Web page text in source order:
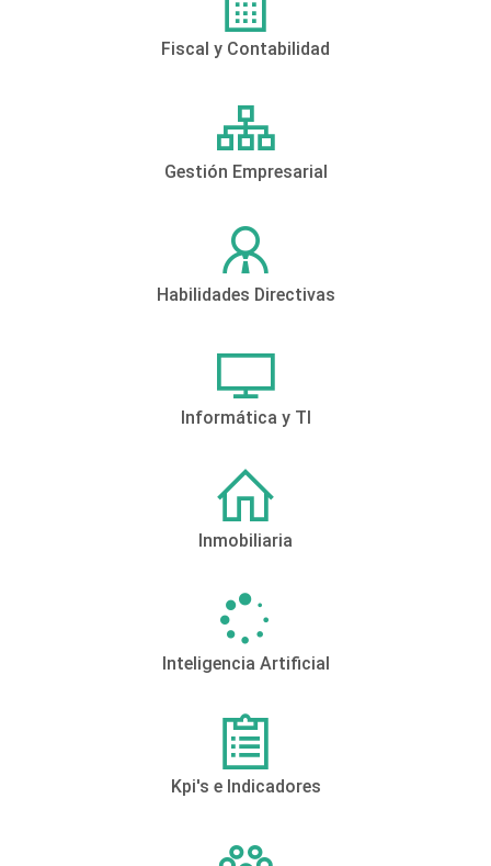
Fiscal y Contabilidad
Gestión Empresarial
Habilidades Directivas
Informática y TI
Inmobiliaria
Inteligencia Artificial
Kpi's e Indicadores